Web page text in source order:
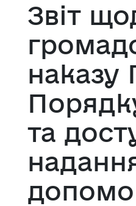
Звіт
наказу
та